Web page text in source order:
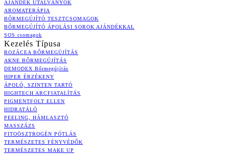
AJÁNDÉK UTALVÁNYOK
AROMATERÁPIA
BŐRMEGÚJÍTÓ TESZTCSOMAGOK
BŐRMEGÚJÍTÓ ÁPOLÁSI SOROK AJÁNDÉKKAL
SOS csomagok
Kezelés Típusa
ROZÁCEA BŐRMEGÚJÍTÁS
AKNE BŐRMEGÚJÍTÁS
DEMODEX Bőrmegújítás
HIPER ÉRZÉKENY
ÁPOLÓ, SZINTEN TARTÓ
HIGHTECH ARCFIATALÍTÁS
PIGMENTFOLT ELLEN
HIDRATÁLÓ
PEELING, HÁMLASZTÓ
MASSZÁZS
FITOÖSZTROGÉN PÓTLÁS
TERMÉSZETES FÉNYVÉDŐK
TERMÉSZETES MAKE UP